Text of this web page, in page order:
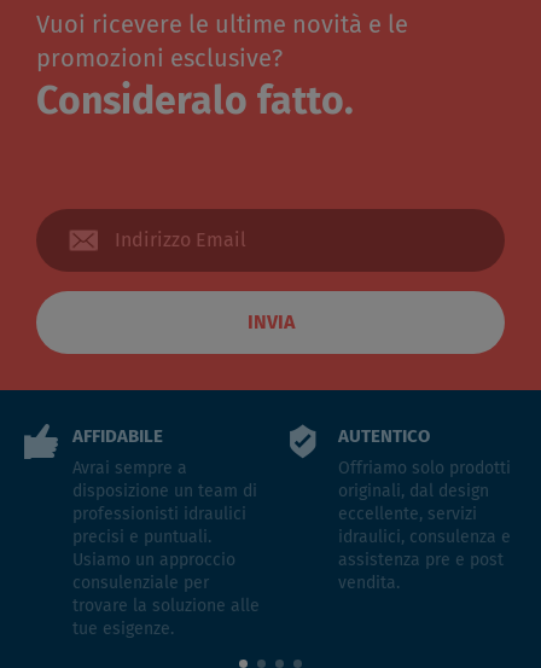
Vuoi ricevere le ultime novità e le
promozioni esclusive?
Consideralo fatto.
INVIA
AFFIDABILE
Avrai sempre a
disposizione un team di
professionisti idraulici
precisi e puntuali.
Usiamo un approccio
consulenziale per
trovare la soluzione alle
tue esigenze.
AUTENTICO
Offriamo solo prodotti
originali, dal design
eccellente, servizi
idraulici, consulenza e
assistenza pre e post
vendita.